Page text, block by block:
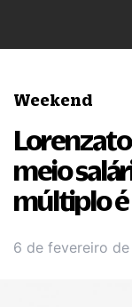
Weekend
meio
múltiplo
6 de fevereiro